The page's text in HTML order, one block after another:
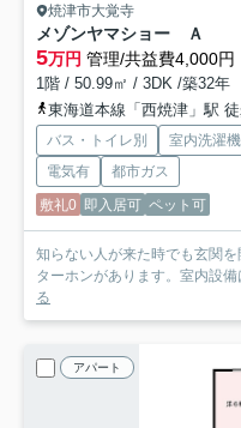
焼津市大覚寺
メゾンヤマショー Ａ
5万円 管理/共益費4,000円
1階 / 50.99㎡ / 3DK /築32年
東海道本線「西焼津」駅
バス・トイレ別 室内洗濯
電気有
都市ガス
敷礼0 即入居可 ペット可
知らない人が来た時でも玄関
ターホンがあります。室内設
る
アパート